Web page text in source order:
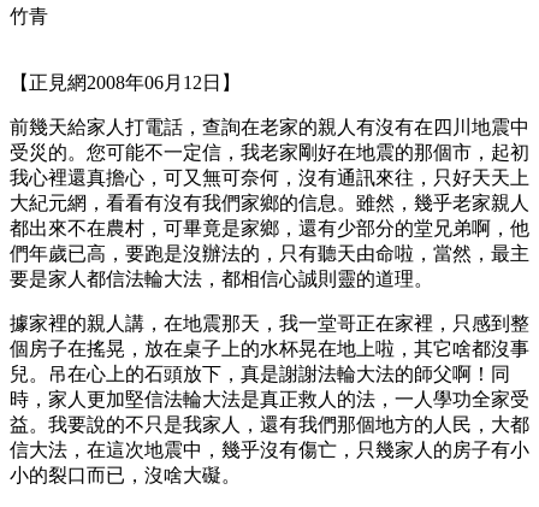
竹青
【正見網2008年06月12日】
前幾天給家人打電話，查詢在老家的親人有沒有在四川地震中
受災的。您可能不一定信，我老家剛好在地震的那個市，起初
我心裡還真擔心，可又無可奈何，沒有通訊來往，只好天天上
大紀元網，看看有沒有我們家鄉的信息。雖然，幾乎老家親人
都出來不在農村，可畢竟是家鄉，還有少部分的堂兄弟啊，他
們年歲已高，要跑是沒辦法的，只有聽天由命啦，當然，最主
要是家人都信法輪大法，都相信心誠則靈的道理。
據家裡的親人講，在地震那天，我一堂哥正在家裡，只感到整
個房子在搖晃，放在桌子上的水杯晃在地上啦，其它啥都沒事
兒。吊在心上的石頭放下，真是謝謝法輪大法的師父啊！同
時，家人更加堅信法輪大法是真正救人的法，一人學功全家受
益。我要說的不只是我家人，還有我們那個地方的人民，大都
信大法，在這次地震中，幾乎沒有傷亡，只幾家人的房子有小
小的裂口而已，沒啥大礙。